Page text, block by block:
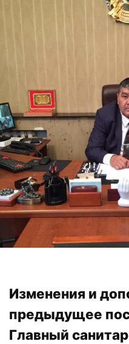
Изменения и
предыдущее
Главный